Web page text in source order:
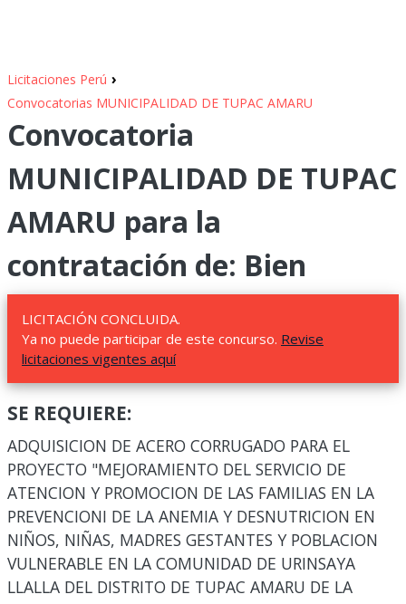
Licitaciones Perú ›
Convocatorias MUNICIPALIDAD DE TUPAC AMARU
Convocatoria
MUNICIPALIDAD DE TUPAC
AMARU para la
contratación de: Bien
LICITACIÓN CONCLUIDA.
Ya no puede participar de este concurso. Revise
licitaciones vigentes aquí
SE REQUIERE:
ADQUISICION DE ACERO CORRUGADO PARA EL
PROYECTO "MEJORAMIENTO DEL SERVICIO DE
ATENCION Y PROMOCION DE LAS FAMILIAS EN LA
PREVENCIONI DE LA ANEMIA Y DESNUTRICION EN
NIÑOS, NIÑAS, MADRES GESTANTES Y POBLACION
VULNERABLE EN LA COMUNIDAD DE URINSAYA
LLALLA DEL DISTRITO DE TUPAC AMARU DE LA